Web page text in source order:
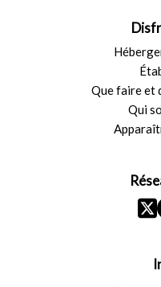
Que faire et
Qui